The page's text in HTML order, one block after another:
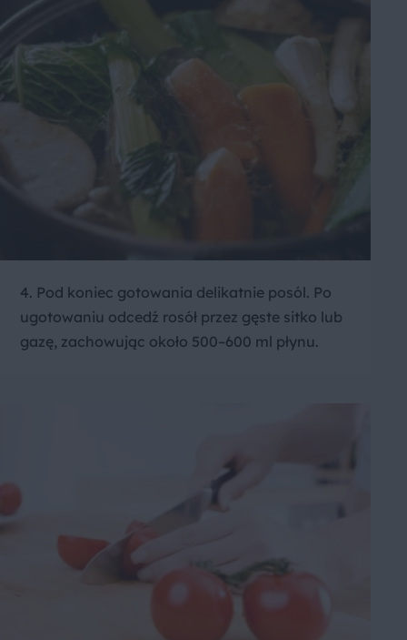
4. Pod koniec gotowania delikatnie posól. Po
ugotowaniu odcedź rosół przez gęste sitko lub
gazę, zachowując około 500–600 ml płynu.